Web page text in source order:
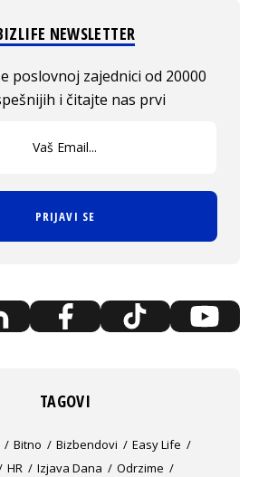
NEWSLETTER
poslovnoj zajednici od 20000
i čitajte nas prvi
PRIJAVI SE
TAGOVI
Bitno Bizbendovi
Easy Life
HR Izjava Dana
Odrzime